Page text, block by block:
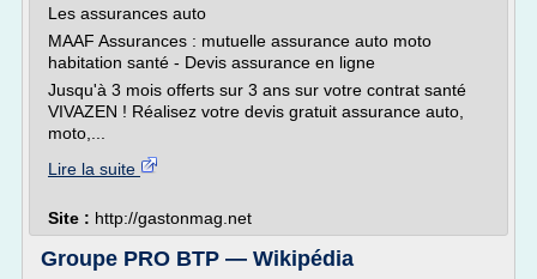
Les assurances auto
MAAF Assurances : mutuelle assurance auto moto
habitation santé - Devis assurance en ligne
Jusqu'à 3 mois offerts sur 3 ans sur votre contrat santé
VIVAZEN ! Réalisez votre devis gratuit assurance auto,
moto,...
Lire la suite
Site : http://gastonmag.net
Groupe PRO BTP — Wikipédia